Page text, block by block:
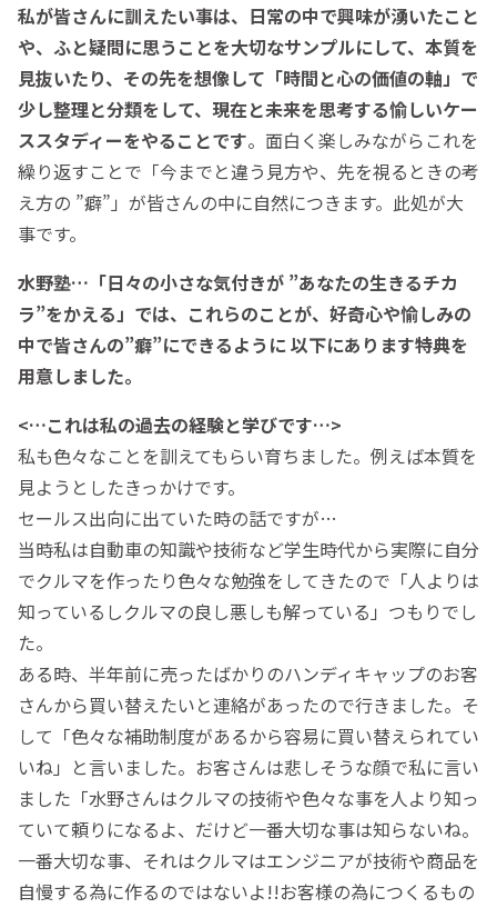
私が皆さんに訓えたい事は、日常の中で興味が湧いたこと
や、ふと疑問に思うことを大切なサンプルにして、本質を
見抜いたり、その先を想像して「時間と心の価値の軸」で
少し整理と分類をして、現在と未来を思考する愉しいケー
ススタディーをやることです。面白く楽しみながらこれを
繰り返すことで「今までと違う見方や、先を視るときの考
え方の ”癖”」が皆さんの中に自然につきます。此処が大
事です。
水野塾…「日々の小さな気付きが ”あなたの生きるチカ
ラ”をかえる」では、これらのことが、好奇心や愉しみの
中で皆さんの”癖”にできるように 以下にあります特典を
用意しました。
<…これは私の過去の経験と学びです…>
私も色々なことを訓えてもらい育ちました。例えば本質を
見ようとしたきっかけです。
セールス出向に出ていた時の話ですが…
当時私は自動車の知識や技術など学生時代から実際に自分
でクルマを作ったり色々な勉強をしてきたので「人よりは
知っているしクルマの良し悪しも解っている」つもりでし
た。
ある時、半年前に売ったばかりのハンディキャップのお客
さんから買い替えたいと連絡があったので行きました。そ
して「色々な補助制度があるから容易に買い替えられてい
いね」と言いました。お客さんは悲しそうな顔で私に言い
ました「水野さんはクルマの技術や色々な事を人より知っ
ていて頼りになるよ、だけど一番大切な事は知らないね。
一番大切な事、それはクルマはエンジニアが技術や商品を
自慢する為に作るのではないよ!!お客様の為につくるもの